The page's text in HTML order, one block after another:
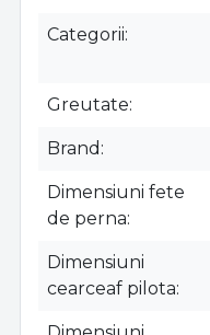
Categorii
Greutate
Brand
Dimensiuni fete
de perna
Dimensiuni
cearceaf pilota